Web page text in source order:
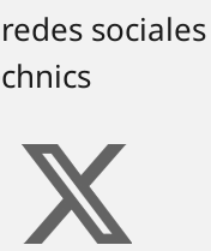
sociales